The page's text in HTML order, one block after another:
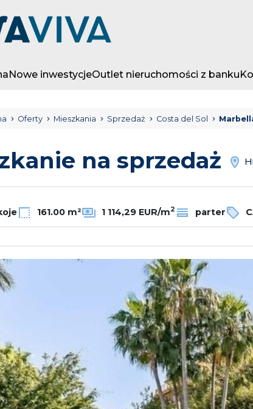
Nowe inwestycjeOutlet nieruchomości z banku
Oferty Mieszkania Sprzedaż Costa del Sol
na sprzedaż
161.00 m² 1 114,29 EUR/m2 parter